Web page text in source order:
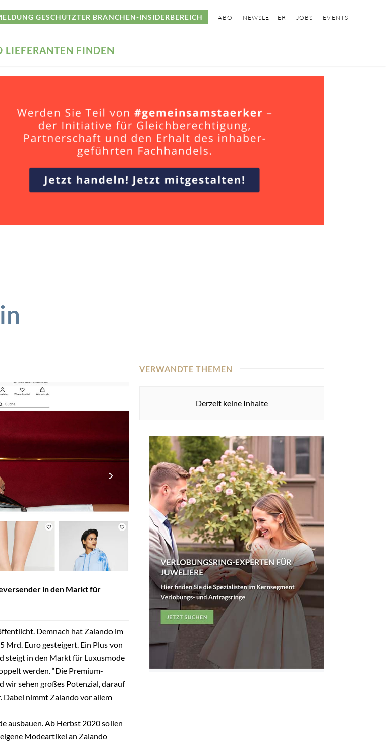
GESCHÜTZTER BRANCHEN-INSIDERBEREICH ABO NEWSLETTER JOBS EVENTS
LIEFERANTEN FINDEN
in den Markt für
Demnach hat Zalando im
Mrd. Euro gesteigert. Ein Plus von
steigt in den Markt für Luxusmode
werden. “Die Premium-
wir sehen großes Potenzial, darauf
Dabei nimmt Zalando vor allem
ausbauen. Ab Herbst 2020 sollen
Modeartikel an Zalando
VERWANDTE THEMEN
Derzeit keine Inhalte